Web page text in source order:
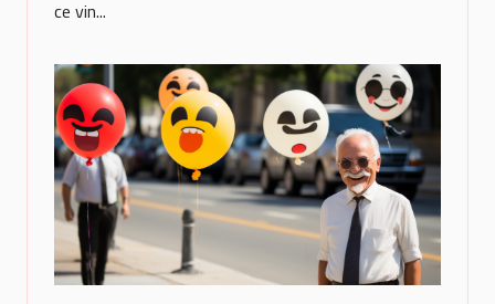
ce vin...